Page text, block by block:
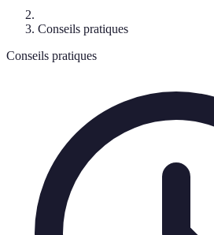
Conseils pratiques
Conseils pratiques